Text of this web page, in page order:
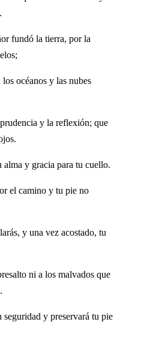
fundó la tierra, por la
océanos y las nubes
y la reflexión; que
alma y gracia para tu cuello.
el camino y tu pie no
y una vez acostado, tu
ni a los malvados que
seguridad y preservará tu pie